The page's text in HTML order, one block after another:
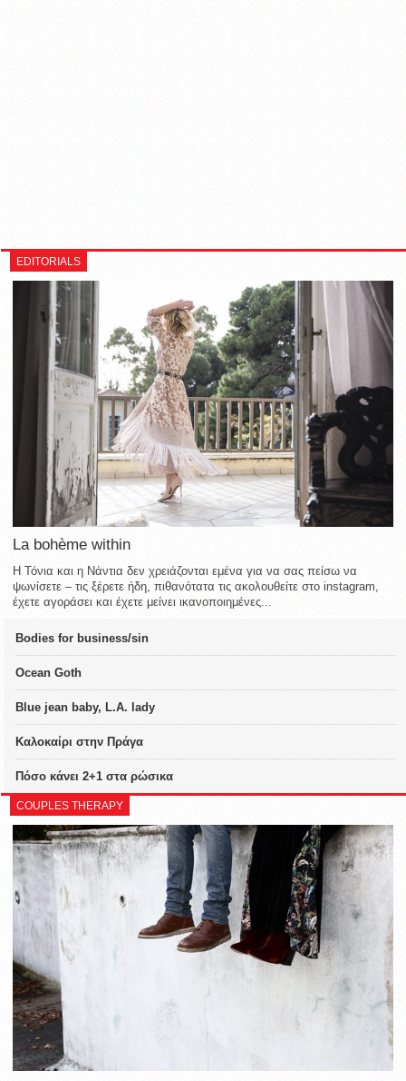
EDITORIALS
La bohème within
Η Τόνια και η Νάντια δεν χρειάζονται εμένα για να σας πείσω να
ψωνίσετε – τις ξέρετε ήδη, πιθανότατα τις ακολουθείτε στο instagram,
έχετε αγοράσει και έχετε μείνει ικανοποιημένες...
Bodies for business/sin
Ocean Goth
Blue jean baby, L.A. lady
Καλοκαίρι στην Πράγα
Πόσο κάνει 2+1 στα ρώσικα
COUPLES THERAPY